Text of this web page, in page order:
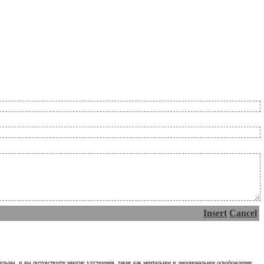
Insert Cancel
и вы почувствуете многие улучшения, такие как ментальное и эмоциональное освобождение.